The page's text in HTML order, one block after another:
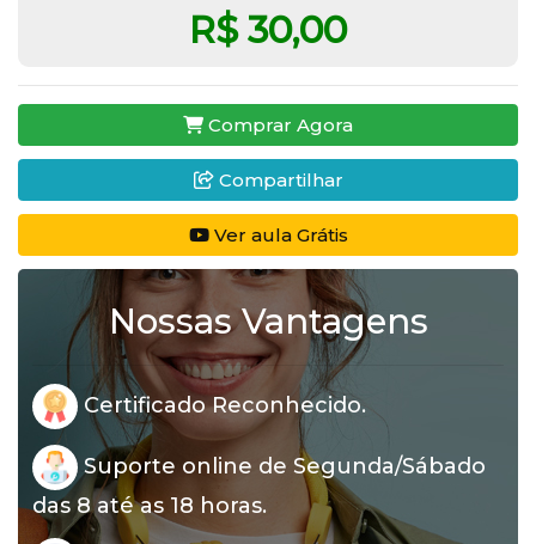
R$ 30,00
Comprar Agora
Compartilhar
Ver aula Grátis
Nossas Vantagens
Certificado Reconhecido.
Suporte online de Segunda/Sábado
das 8 até as 18 horas.